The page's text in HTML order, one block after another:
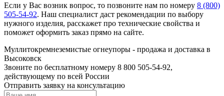
Если у Вас возник вопрос, то позвоните нам по номеру 8 (800)
505-54-92. Наш специалист даст рекомендации по выбору
нужного изделия, расскажет про технические свойства и
поможет оформить заказ прямо на сайте.
Муллито­­кремнеземистые огнеупоры - продажа и доставка в
Высоковск
Звоните по бесплатному номеру 8 800 505-54-92,
действующему по всей России
Отправить заявку на консультацию